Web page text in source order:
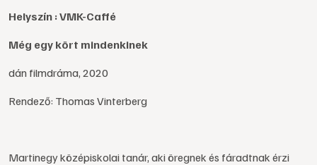
Helyszín : VMK-Caffé
Még egy kört mindenkinek
dán filmdráma, 2020
Rendező: Thomas Vinterberg
Martinegy középiskolai tanár, aki öregnek és fáradtnak érzi